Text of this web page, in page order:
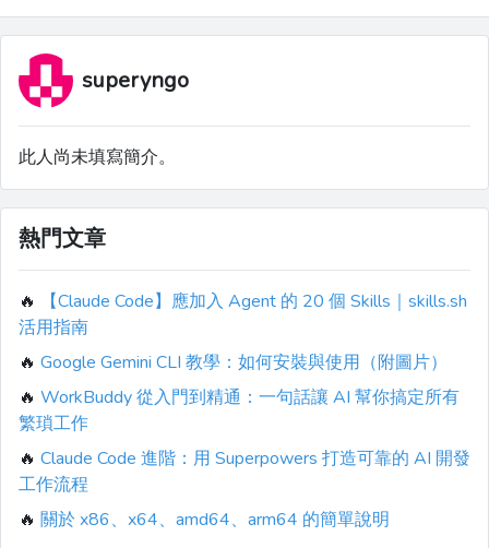
superyngo
此人尚未填寫簡介。
熱門文章
🔥
【Claude Code】應加入 Agent 的 20 個 Skills｜skills.sh
活用指南
🔥 Google Gemini CLI 教學：如何安裝與使用（附圖片）
🔥 WorkBuddy 從入門到精通：一句話讓 AI 幫你搞定所有
繁瑣工作
🔥 Claude Code 進階：用 Superpowers 打造可靠的 AI 開發
工作流程
🔥 關於 x86、x64、amd64、arm64 的簡單說明